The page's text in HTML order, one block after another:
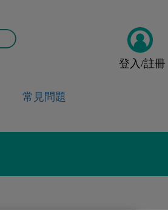
登入/註冊
常見問題